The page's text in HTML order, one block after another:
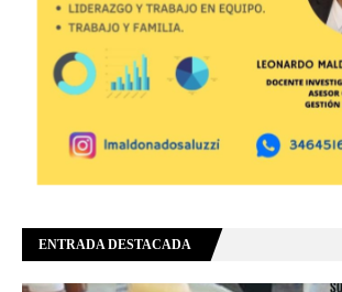
ENTRADA DESTACADA